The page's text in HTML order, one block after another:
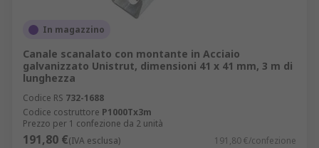
In magazzino
Canale scanalato con montante in Acciaio
galvanizzato Unistrut, dimensioni 41 x 41 mm, 3 m di
lunghezza
Codice RS 732-1688
Codice costruttore P1000Tx3m
Prezzo per 1 confezione da 2 unità
191,80 €(IVA esclusa) 191,80 €/confezione